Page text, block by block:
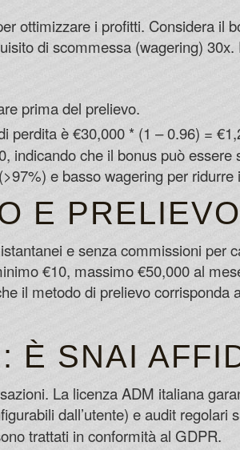
ottimizzare i profitti. Considera il
di scommessa (wagering)
prima del prelievo.
perdita è €30,000 * (1 – 0.96) =
indicando che il bonus può essere
e basso wagering per ridurre
E PRELIEVO
e senza commissioni per
€10, massimo €50,000 al
il metodo di prelievo corrisponda
È SNAI
La licenza ADM italiana
dall’utente) e audit regolari
trattati in conformità al GDPR.